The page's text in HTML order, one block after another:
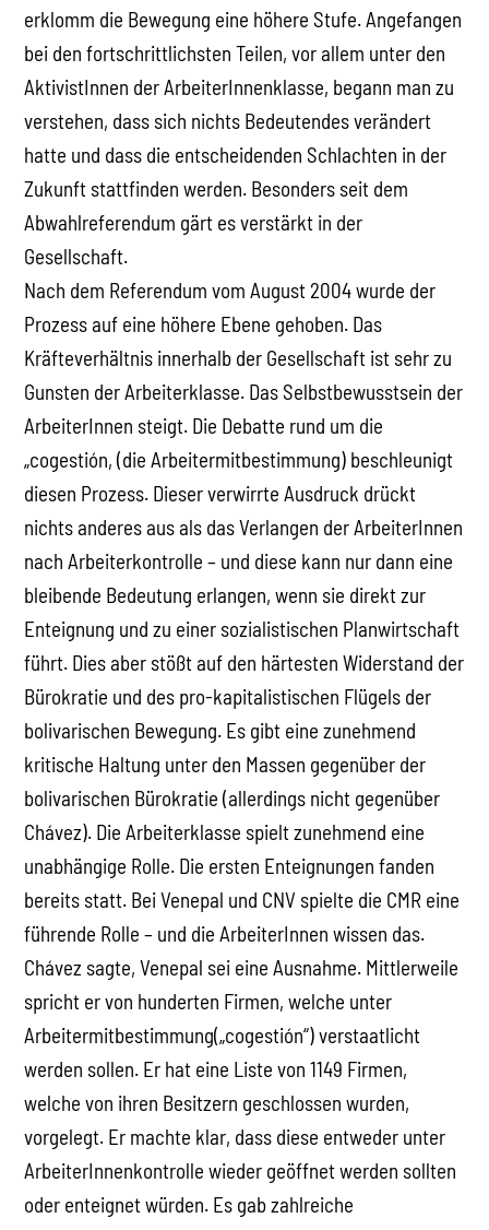
erklomm die Bewegung eine höhere Stufe. Angefangen
bei den fortschrittlichsten Teilen, vor allem unter den
AktivistInnen der ArbeiterInnenklasse, begann man zu
verstehen, dass sich nichts Bedeutendes verändert
hatte und dass die entscheidenden Schlachten in der
Zukunft stattfinden werden. Besonders seit dem
Abwahlreferendum gärt es verstärkt in der
Gesellschaft.
Nach dem Referendum vom August 2004 wurde der
Prozess auf eine höhere Ebene gehoben. Das
Kräfteverhältnis innerhalb der Gesellschaft ist sehr zu
Gunsten der Arbeiterklasse. Das Selbstbewusstsein der
ArbeiterInnen steigt. Die Debatte rund um die
„cogestión, (die Arbeitermitbestimmung) beschleunigt
diesen Prozess. Dieser verwirrte Ausdruck drückt
nichts anderes aus als das Verlangen der ArbeiterInnen
nach Arbeiterkontrolle – und diese kann nur dann eine
bleibende Bedeutung erlangen, wenn sie direkt zur
Enteignung und zu einer sozialistischen Planwirtschaft
führt. Dies aber stößt auf den härtesten Widerstand der
Bürokratie und des pro-kapitalistischen Flügels der
bolivarischen Bewegung. Es gibt eine zunehmend
kritische Haltung unter den Massen gegenüber der
bolivarischen Bürokratie (allerdings nicht gegenüber
Chávez). Die Arbeiterklasse spielt zunehmend eine
unabhängige Rolle. Die ersten Enteignungen fanden
bereits statt. Bei Venepal und CNV spielte die CMR eine
führende Rolle – und die ArbeiterInnen wissen das.
Chávez sagte, Venepal sei eine Ausnahme. Mittlerweile
spricht er von hunderten Firmen, welche unter
Arbeitermitbestimmung(„cogestión“) verstaatlicht
werden sollen. Er hat eine Liste von 1149 Firmen,
welche von ihren Besitzern geschlossen wurden,
vorgelegt. Er machte klar, dass diese entweder unter
ArbeiterInnenkontrolle wieder geöffnet werden sollten
oder enteignet würden. Es gab zahlreiche